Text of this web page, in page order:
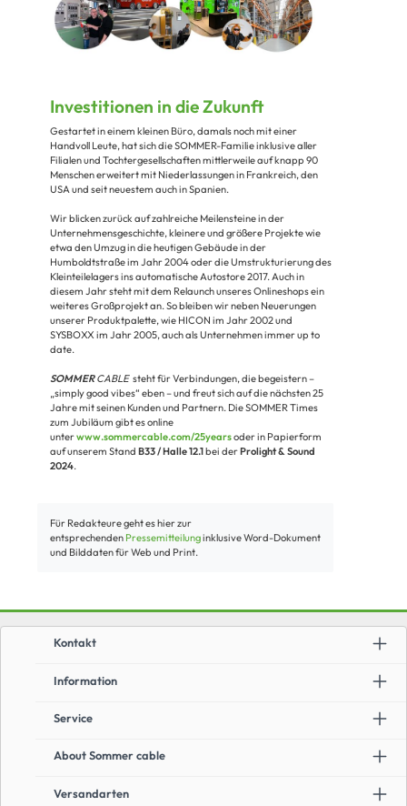
Investitionen in die Zukunft
Gestartet in einem kleinen Büro, damals noch mit einer
Handvoll Leute, hat sich die SOMMER-Familie inklusive aller
Filialen und Tochtergesellschaften mittlerweile auf knapp 90
Menschen erweitert mit Niederlassungen in Frankreich, den
USA und seit neuestem auch in Spanien.
Wir blicken zurück auf zahlreiche Meilensteine in der
Unternehmensgeschichte, kleinere und größere Projekte wie
etwa den Umzug in die heutigen Gebäude in der
Humboldtstraße im Jahr 2004 oder die Umstrukturierung des
Kleinteilelagers ins automatische Autostore 2017. Auch in
diesem Jahr steht mit dem Relaunch unseres Onlineshops ein
weiteres Großprojekt an. So bleiben wir neben Neuerungen
unserer Produktpalette, wie HICON im Jahr 2002 und
SYSBOXX im Jahr 2005, auch als Unternehmen immer up to
date.
SOMMERCABLE steht für Verbindungen, die begeistern –
„simply good vibes“ eben – und freut sich auf die nächsten 25
Jahre mit seinen Kunden und Partnern. Die SOMMER Times
zum Jubiläum gibt es online
unterwww.sommercable.com/25yearsoder in Papierform
auf unserem Stand B33 / Halle 12.1bei derProlight & Sound
2024.
Für Redakteure geht es hier zur
entsprechenden Pressemitteilunginklusive Word-Dokument
und Bilddaten für Web und Print.
Information
Service
About Sommer cable
Versandarten
Kontakt